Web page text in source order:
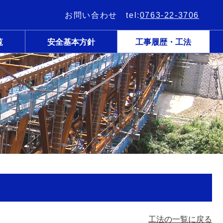
お問い合わせ tel:0763-22-3706
安全基本方針 工事履歴・工法
工法の一覧に戻る